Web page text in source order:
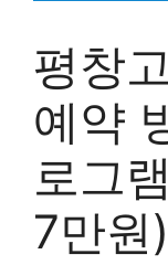
평창
예약
로그
7만원)